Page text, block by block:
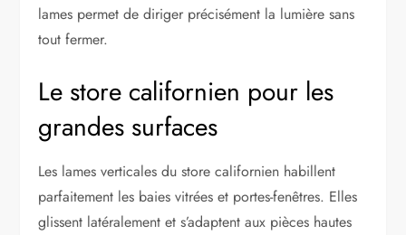
lames permet de diriger précisément la lumière sans
tout fermer.
Le store californien pour les
grandes surfaces
Les lames verticales du store californien habillent
parfaitement les baies vitrées et portes-fenêtres. Elles
glissent latéralement et s’adaptent aux pièces hautes